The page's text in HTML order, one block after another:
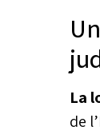
La
de